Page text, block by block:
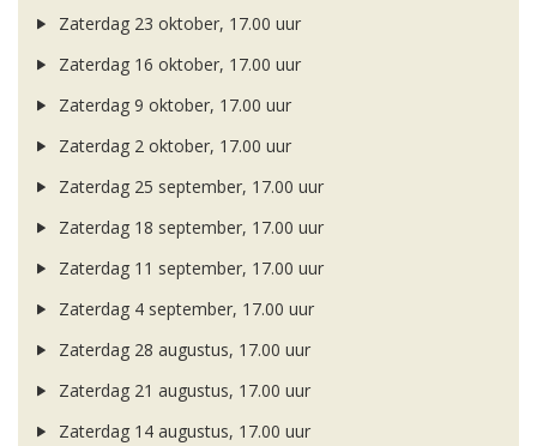
Zaterdag 23 oktober, 17.00 uur
Zaterdag 16 oktober, 17.00 uur
Zaterdag 9 oktober, 17.00 uur
Zaterdag 2 oktober, 17.00 uur
Zaterdag 25 september, 17.00 uur
Zaterdag 18 september, 17.00 uur
Zaterdag 11 september, 17.00 uur
Zaterdag 4 september, 17.00 uur
Zaterdag 28 augustus, 17.00 uur
Zaterdag 21 augustus, 17.00 uur
Zaterdag 14 augustus, 17.00 uur